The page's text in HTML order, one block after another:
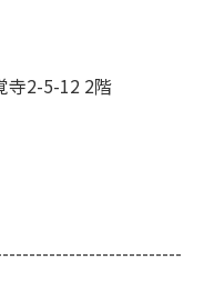
寺2-5-12 2階